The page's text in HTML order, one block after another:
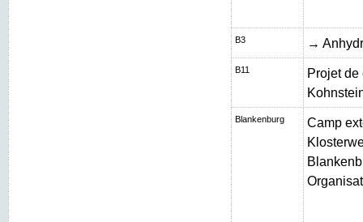
B3 →
B11
Projet de
Blankenburg
Camp